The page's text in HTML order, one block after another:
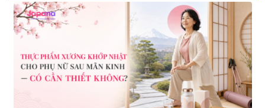
Viên uống bổ não Ribeto Shoji
57.920
1.450.000 đ
Viên nang uống cải thiện thị lực,
trí nhớ DHA + EPA + Flaxseed
Oil 30 viên/gói - Date 02/2027
|52.346
225.000 đ